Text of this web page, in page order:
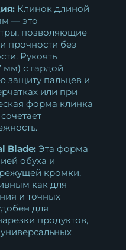
Клинок длиной
— это
позволяющие
прочности без
Рукоять
мм) с гардой
защиту пальцев и
или при
форма клинка
Blade: Эта форма
обуха и
кромки,
как для
и точных
для
продуктов,